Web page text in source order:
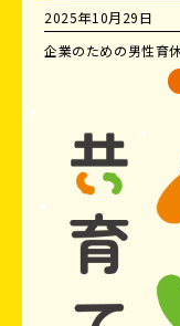
2025年10月29日
企業のための男性育